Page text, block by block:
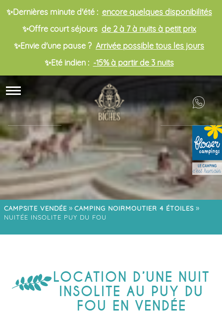
✨Dernières minute d'été : encore quelques disponibilités
✨Offre court séjours de 2 à 7 à nuits à petit prix
✨Envie d'une pause ? Arrivée possible tous les jours
✨Eté indien : -15% à partir de 3 nuits
CAMPSITE VENDÉE » CAMPING NOIRMOUTIER 4 ÉTOILES »
NUITÉE INSOLITE PUY DU FOU
LOCATION D’UNE NUIT
INSOLITE AU PUY DU
FOU EN VENDÉE